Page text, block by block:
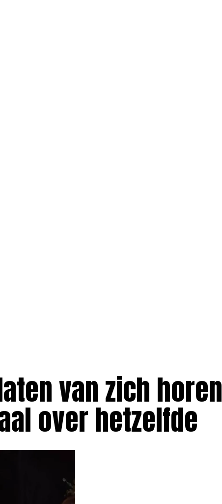
van zich horen
over hetzelfde